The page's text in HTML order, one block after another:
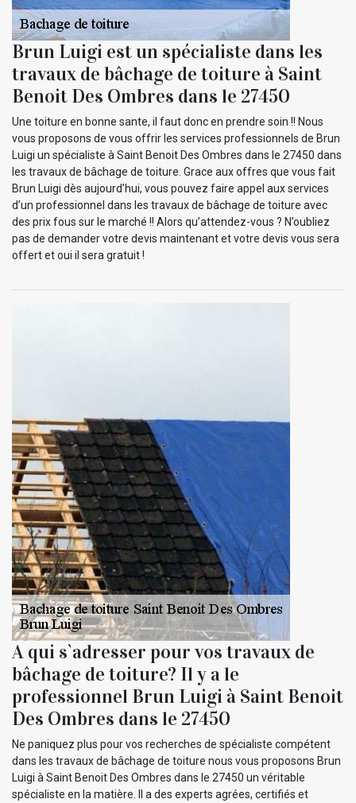
Brun Luigi est un spécialiste dans les
travaux de bâchage de toiture à Saint
Benoit Des Ombres dans le 27450
Une toiture en bonne sante, il faut donc en prendre soin !! Nous
vous proposons de vous offrir les services professionnels de Brun
Luigi un spécialiste à Saint Benoit Des Ombres dans le 27450 dans
les travaux de bâchage de toiture. Grace aux offres que vous fait
Brun Luigi dès aujourd’hui, vous pouvez faire appel aux services
d’un professionnel dans les travaux de bâchage de toiture avec
des prix fous sur le marché !! Alors qu’attendez-vous ? N’oubliez
pas de demander votre devis maintenant et votre devis vous sera
offert et oui il sera gratuit !
A qui s`adresser pour vos travaux de
bâchage de toiture? Il y a le
professionnel Brun Luigi à Saint Benoit
Des Ombres dans le 27450
Ne paniquez plus pour vos recherches de spécialiste compétent
dans les travaux de bâchage de toiture nous vous proposons Brun
Luigi à Saint Benoit Des Ombres dans le 27450 un véritable
spécialiste en la matière. Il a des experts agrées, certifiés et